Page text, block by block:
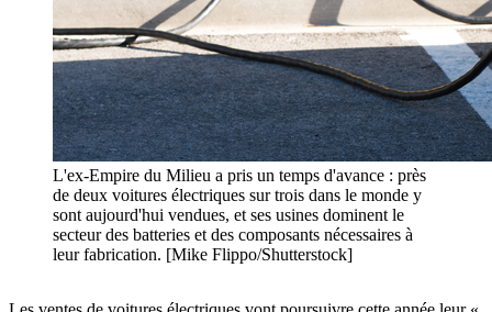
L'ex-Empire du Milieu a pris un temps d'avance : près
de deux voitures électriques sur trois dans le monde y
sont aujourd'hui vendues, et ses usines dominent le
secteur des batteries et des composants nécessaires à
leur fabrication. [Mike Flippo/Shutterstock]